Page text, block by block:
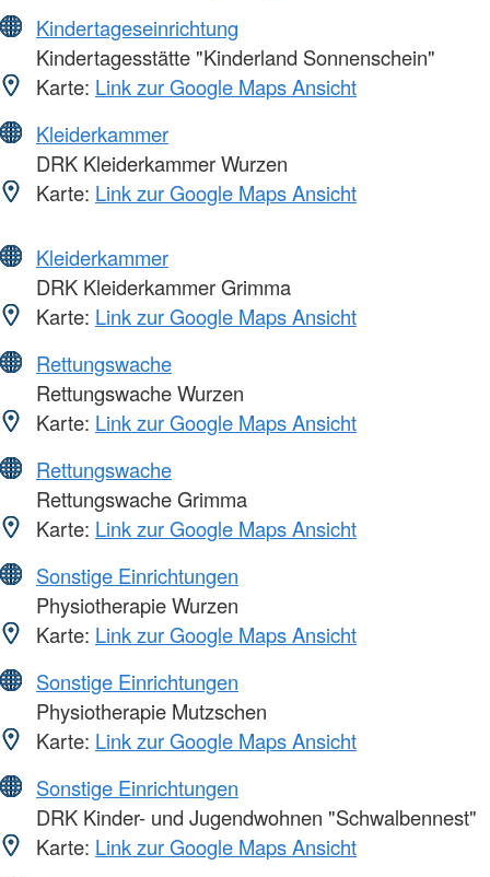
Kindertageseinrichtung
Kindertagesstätte "Kinderland Sonnenschein"
Karte: Link zur Google Maps Ansicht
Kleiderkammer
DRK Kleiderkammer Wurzen
Karte: Link zur Google Maps Ansicht
Kleiderkammer
DRK Kleiderkammer Grimma
Karte: Link zur Google Maps Ansicht
Rettungswache
Rettungswache Wurzen
Karte: Link zur Google Maps Ansicht
Rettungswache
Rettungswache Grimma
Karte: Link zur Google Maps Ansicht
Sonstige Einrichtungen
Physiotherapie Wurzen
Karte: Link zur Google Maps Ansicht
Sonstige Einrichtungen
Physiotherapie Mutzschen
Karte: Link zur Google Maps Ansicht
Sonstige Einrichtungen
DRK Kinder- und Jugendwohnen "Schwalbennest"
Karte: Link zur Google Maps Ansicht